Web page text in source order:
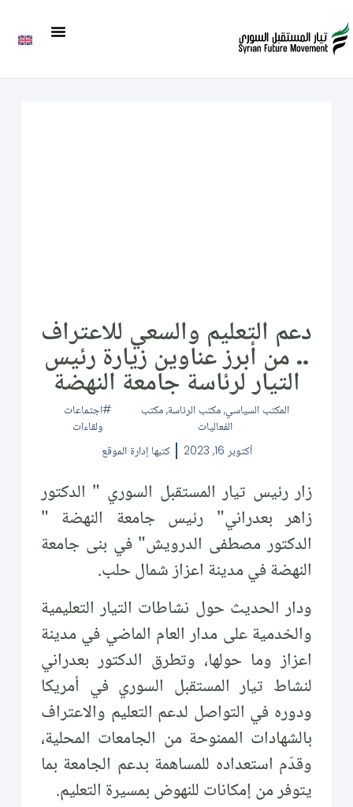
دعم التعليم والسعي للاعتراف
.. من أبرز عناوين زيارة رئيس
التيار لرئاسة جامعة النهضة
المكتب السياسي, مكتب الرئاسة, مكتب
الفعاليات
اجتماعات
ولقاءات
أكتوبر 16, 2023
كتبها إدارة الموقع
زار رئيس تيار المستقبل السوري " الدكتور
زاهر بعدراني" رئيس جامعة النهضة "
الدكتور مصطفى الدرويش" في بنى جامعة
النهضة في مدينة اعزاز شمال حلب.
ودار الحديث حول نشاطات التيار التعليمية
والخدمية على مدار العام الماضي في مدينة
اعزاز وما حولها، وتطرق الدكتور بعدراني
لنشاط تيار المستقبل السوري في أمريكا
ودوره في التواصل لدعم التعليم والاعتراف
بالشهادات الممنوحة من الجامعات المحلية،
وقدّم استعداده للمساهمة بدعم الجامعة بما
يتوفر من إمكانات للنهوض بمسيرة التعليم.